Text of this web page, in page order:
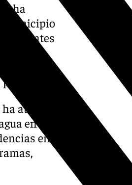
ha
municipio
rescates
en
atendido
en el
en la